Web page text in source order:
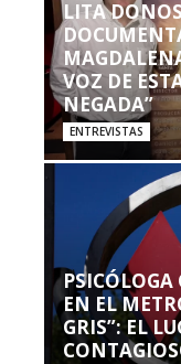
LITA
VOZ DE
NEGADA”
ENTREVISTAS
EN EL
GRIS”: EL